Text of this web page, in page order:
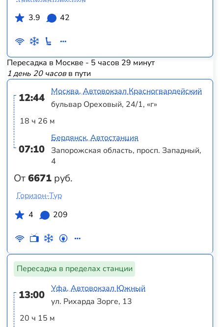
3.9
42
Пересадка в Москве - 5 часов 29 минут
1 день 20 часовв пути
12:44
18 ч 26 м
07:10
От6671 руб.
Москва, Автовокзал Красногвардейский
бульвар Ореховый, 24/1, «г»
Бердянск, Автостанция
Запорожская область, просп. Западный,
4
Горизон-Тур
4
209
Пересадка в пределах станции
13:00
20 ч 15 м
Уфа, Автовокзал Южный
ул. Рихарда Зорге, 13